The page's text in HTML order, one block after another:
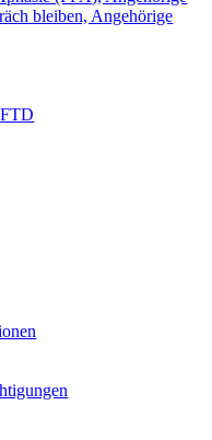
bleiben, Angehörige